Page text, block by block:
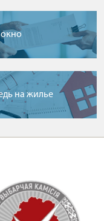
на жилье